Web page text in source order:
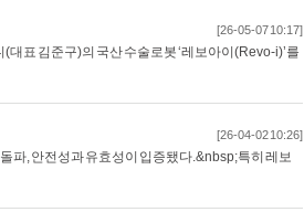
[26-05-07 10:17]
표 김준구)의 국산 수술로봇 ‘레보아이(Revo-i)’를
[26-04-02 10:26]
파, 안전성과 유효성이 입증됐다.&nbsp;특히 레보